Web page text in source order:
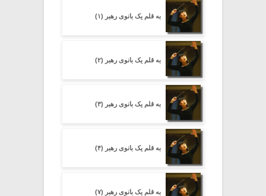
به قلم یک بانوی رهبر (۱)
به قلم یک بانوی رهبر (۲)
به قلم یک بانوی رهبر (۳)
به قلم یک بانوی رهبر (۴)
به قلم یک بانوی رهبر (۷)